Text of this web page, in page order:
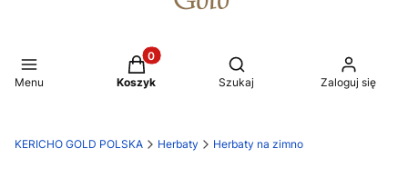
Menu
Produkty w koszyku: 0. Zobacz szczegóły
Koszyk
Otwórz wyszukiwarkę
Szukaj Zaloguj się
KERICHO GOLD POLSKA Herbaty Herbaty na zimno